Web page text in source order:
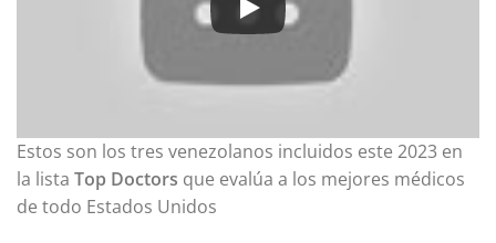
Estos son los tres venezolanos incluidos este 2023 en
la lista Top Doctors que evalúa a los mejores médicos
de todo Estados Unidos